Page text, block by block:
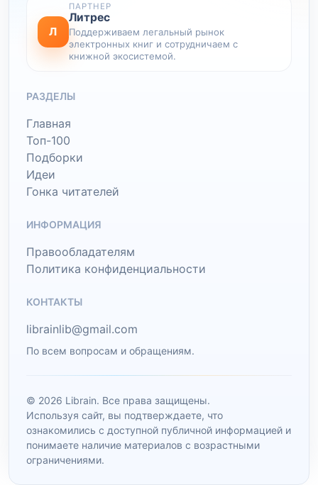
Л
ПАРТНЕР
Литрес
Поддерживаем легальный рынок
электронных книг и сотрудничаем с
книжной экосистемой.
РАЗДЕЛЫ
Главная
Топ-100
Подборки
Идеи
Гонка читателей
ИНФОРМАЦИЯ
Правообладателям
Политика конфиденциальности
КОНТАКТЫ
librainlib@gmail.com
По всем вопросам и обращениям.
© 2026 Librain. Все права защищены.
Используя сайт, вы подтверждаете, что
ознакомились с доступной публичной информацией и
понимаете наличие материалов с возрастными
ограничениями.